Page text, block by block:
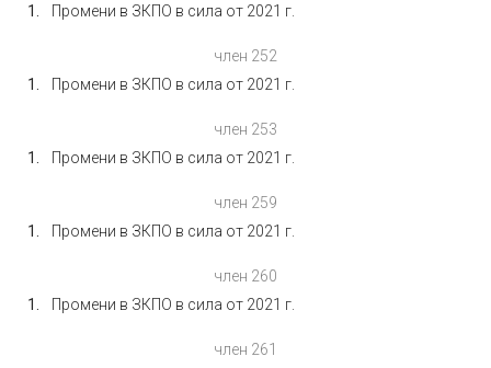
Промени в ЗКПО в сила от 2021 г.
член 252
Промени в ЗКПО в сила от 2021 г.
член 253
Промени в ЗКПО в сила от 2021 г.
член 259
Промени в ЗКПО в сила от 2021 г.
член 260
Промени в ЗКПО в сила от 2021 г.
член 261